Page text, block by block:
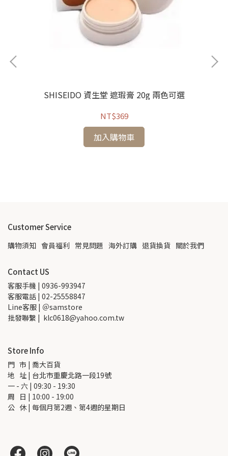
SHISEIDO 資生堂 遮瑕膏 20g 兩色可選
NT$369
加入購物車
Customer Service
購物須知 會員福利 常見問題 海外訂購 退貨換貨 關於我們
Contact US
客服手機 | 0936-993947
客服電話 | 02-25558847
Line客服 | ＠samstore
批發聯繫 |  klc0618@yahoo.com.tw
Store Info
門   市 | 喬大百貨
地   址 | 台北市重慶北路一段19號
一 - 六 | 09:30 - 19:30
周   日 | 10:00 - 19:00
公   休 | 每個月第2週、第4週的星期日